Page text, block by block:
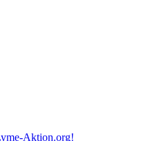
Aktion.org!